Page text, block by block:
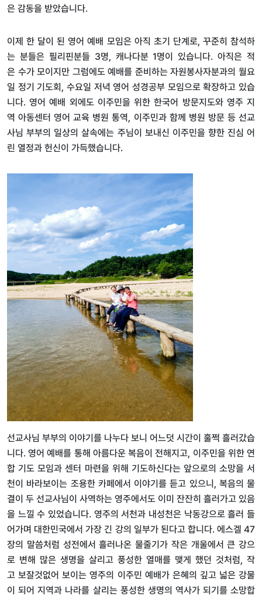
은 감동을 받았습니다.
이제 한 달이 된 영어 예배 모임은 아직 초기 단계로, 꾸준히 참석하
는 분들은 필리핀분들3명 캐나다분1명이 있습니다.아직은 적
은 수가 모이지만 그럼에도 예배를 준비하는 자원봉사자분과의 월요
일 정기 기도회 ,수요일 저녁 영어 성경공부 모임으로 확장하고 있습
니다.영어 예배 외에도 이주민을 위한 한국어 방문지도와 영주 지
역 아동센터 영어 교육 병원 통역 이주민과 함께 병원 방문 등 선교
사님 부부의 일상의 살속에는 주님이 보내신 이주민을 향한 진심 어
린 열정과 헌신이 가득했습니다.
선교사님 부부의 이야기를 나누다 보니 어느덧 시간이 훌쩍 흘러갔습
니다.영어 예배를 통해 아름다운 복음이 전해지고, 이주민을 위한 연
합 기도 모임과 센터 마련을 위해 기도하신다는 앞으로의 소망을 서
천이 바라보이는 조용한 카페에서 이야기를 듣고 있으니 , 복음의 물
결이 두 선교사님이 사역하는 영주에서도 이미 잔잔히 흘러가고 있음
을 느낄 수 있었습니다. 영주의 서천과 내성천은 낙동강으로 흘러 들
어가며 대한민국에서 가장 긴 강의 일부가 된다고 합니다. 에스겔 47
장의 말씀처럼 성전에서 흘러나온 물줄기가 작은 개울에서 큰 강으
로 변해 많은 생명을 살리고 풍성한 열매를 맺게 했던 것처럼, 작
고 보잘것없어 보이는 영주의 이주민 예배가 은혜의 깊고 넓은 강물
이 되어 지역과 나라를 살리는 풍성한 생명의 역사가 되기를 소망합